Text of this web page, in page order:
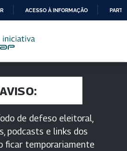
PARA
CONTEÚDO
ACESSO À INFORMAÇÃO
AVISO:
de defeso eleitoral,
podcasts e links dos
ficar temporariamente